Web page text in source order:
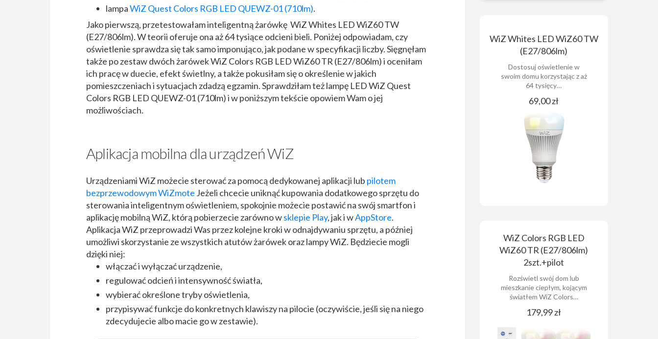
lampaWiZ Quest Colors RGB LED QUEWZ-01 (710lm).
Jako pierwszą, przetestowałam inteligentną żarówkę WiZ Whites LED WiZ60 TW
(E27/806lm). W teorii oferuje ona aż 64 tysiące odcieni bieli. Poniżej odpowiadam, czy
oświetlenie sprawdza się tak samo imponująco, jak podane w specyfikacji liczby. Sięgnęłam
także po zestaw dwóch żarówek WiZ Colors RGB LED WiZ60 TR (E27/806lm) i oceniłam
ich pracę w duecie, efekt świetlny, a także pokusiłam się o określenie w jakich
pomieszczeniach i sytuacjach zdadzą egzamin. Sprawdziłam też lampę LED WiZ Quest
Colors RGB LED QUEWZ-01 (710lm) i w poniższym tekście opowiem Wam o jej
możliwościach.
Aplikacja mobilna dla urządzeń WiZ
Urządzeniami WiZ możecie sterować za pomocą dedykowanej aplikacji lub pilotem
bezprzewodowym WiZmote Jeżeli chcecie uniknąć kupowania dodatkowego sprzętu do
sterowania inteligentnym oświetleniem, spokojnie możecie postawić na swój smartfon i
aplikację mobilną WiZ, którą pobierzecie zarówno wsklepie Play, jak i wAppStore.
Aplikacja WiZ przeprowadzi Was przez kolejne kroki w odnajdywaniu sprzętu, a później
umożliwi skorzystanie ze wszystkich atutów żarówek oraz lampy WiZ. Będziecie mogli
dzięki niej:
włączać i wyłączać urządzenie,
regulować odcień i intensywność światła,
wybierać określone tryby oświetlenia,
przypisywać funkcje do konkretnych klawiszy na pilocie (oczywiście, jeśli się na niego
zdecydujecie albo macie go w zestawie).
WiZ Whites LED WiZ60 TW
(E27/806lm)
Dostosuj oświetlenie w
swoim domu korzystając z aż
64 tysięcy…
69,00 zł
WiZ Colors RGB LED
WiZ60 TR (E27/806lm)
2szt.+pilot
Rozświetl swój dom lub
mieszkanie ciepłym, kojącym
światłem WiZ Colors…
179,99 zł